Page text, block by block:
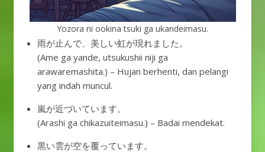
Yozora ni ookina tsuki ga ukandeimasu.
雨が止んで、美しい虹が現れました。
(Ame ga yande, utsukushii niji ga
arawaremashita.) – Hujan berhenti, dan pelangi
yang indah muncul.
嵐が近づいています。
(Arashi ga chikazuiteimasu.) – Badai mendekat.
黒い雲が空を覆っています。